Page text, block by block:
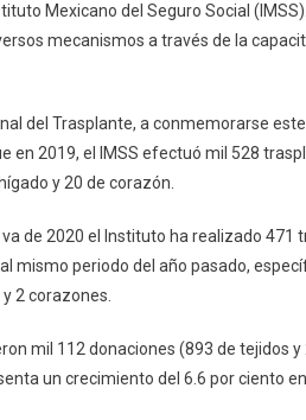
Trasplante
Mexicano del Seguro Social
mecanismos a través de la
del Trasplante, a conmemorarse
en 2019, el IMSS efectuó mil 528
y 20 de corazón.
de 2020 el Instituto ha realizado
mismo periodo del año pasado,
2 corazones.
mil 112 donaciones (893 de
un crecimiento del 6.6 por ciento